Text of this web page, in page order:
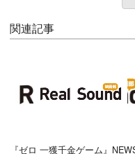
関連記事
『ゼロ 一獲千金ゲーム』